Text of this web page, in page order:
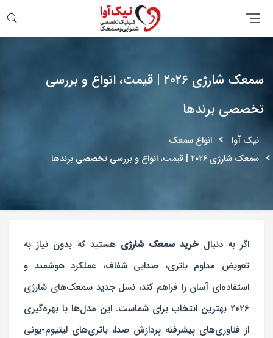
سمعک شارژی ۲۰۲۶ | قیمت، انواع و بررسی
تخصصی برندها
نیک آوا
انواع سمعک
سمعک شارژی ۲۰۲۶ | قیمت، انواع و بررسی تخصصی برندها
اگر به دنبالخرید سمعک شارژی هستید که بدون نیاز به
تعویض مداوم باتری، صدایی شفاف، عملکرد هوشمند و
استفاده‌ای آسان را فراهم کند، نسل جدید سمعک‌های شارژی
۲۰۲۶ بهترین انتخاب برای شماست. این مدل‌ها با بهره‌گیری
از فناوری‌های پیشرفته پردازش صدا، باتری‌های لیتیوم-یونی